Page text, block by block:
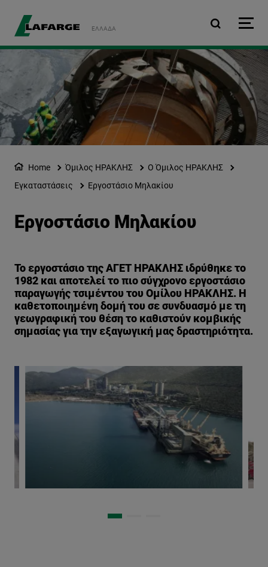
ΕΛΛΆΔΑ
Home Όμιλος ΗΡΑΚΛΗΣ
Ο Όμιλος ΗΡΑΚΛΗΣ
Εγκαταστάσεις
Εργοστάσιο Μηλακίου
Εργοστάσιο Μηλακίου
Το εργοστάσιο της ΑΓΕΤ ΗΡΑΚΛΗΣ ιδρύθηκε το
1982 και αποτελεί το πιο σύγχρονο εργοστάσιο
παραγωγής τσιμέντου του Ομίλου ΗΡΑΚΛΗΣ. Η
καθετοποιημένη δομή του σε συνδυασμό με τη
γεωγραφική του θέση το καθιστούν κομβικής
σημασίας για την εξαγωγική μας δραστηριότητα.